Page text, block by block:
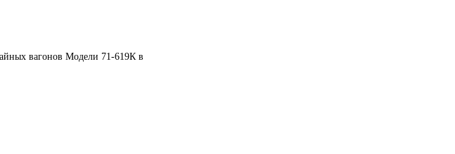
вагонов Модели 71-619К в